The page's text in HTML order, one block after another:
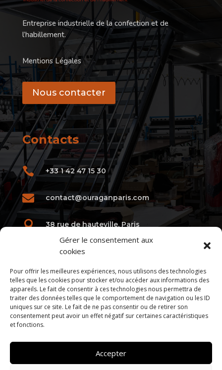
Gérer le consentement aux
cookies
Pour offrir les meilleures expériences, nous utilisons des technologies
telles que les cookies pour stocker et/ou accéder aux informations des
appareils. Le fait de consentir à ces technologies nous permettra de
traiter des données telles que le comportement de navigation ou les ID
uniques sur ce site. Le fait de ne pas consentir ou de retirer son
consentement peut avoir un effet négatif sur certaines caractéristiques
et fonctions.
Accepter
Entreprise industrielle de la confection et de
l’habillement.
Mentions Légales
Nous contacter
Contacts
 +33 1 42 47 15 30
 contact@ouraganparis.com
 38 rue de hauteville, Paris
Galerie